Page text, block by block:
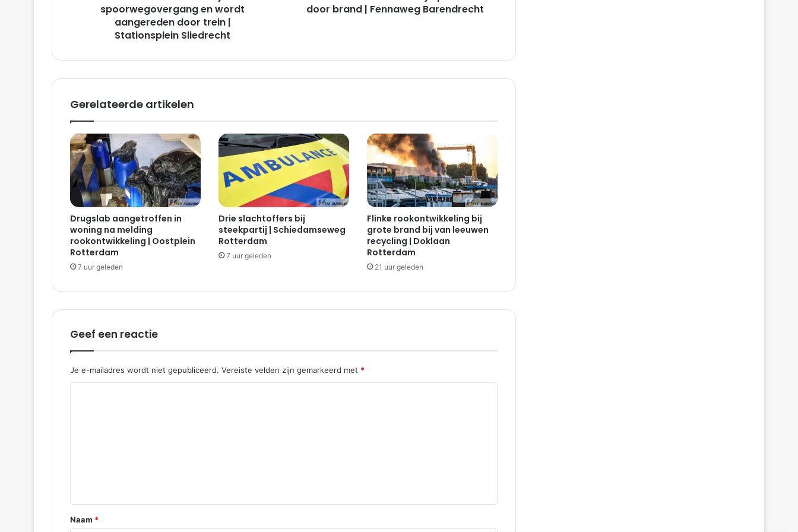
Stationspleinspoorwegovergang en wordt
aangereden door trein |
Stationsplein Sliedrecht
door brand | Fennaweg Barendrecht
Gerelateerde artikelen
Drugslab aangetroffen in
woning na melding
rookontwikkeling | Oostplein
Rotterdam
7 uur geleden
Drie slachtoffers bij
steekpartij | Schiedamseweg
Rotterdam
7 uur geleden
Flinke rookontwikkeling bij
grote brand bij van leeuwen
recycling | Doklaan
Rotterdam
21 uur geleden
Geef een reactie
Je e-mailadres wordt niet gepubliceerd. Vereiste velden zijn gemarkeerd met *
*
Naam *